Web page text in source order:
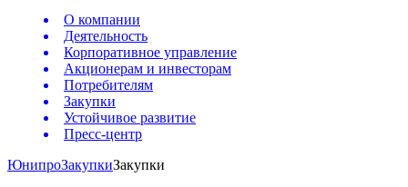
О компании
Деятельность
Корпоративное управление
Акционерам и инвесторам
Потребителям
Закупки
Устойчивое развитие
Пресс-центр
ЮнипроЗакупкиЗакупки